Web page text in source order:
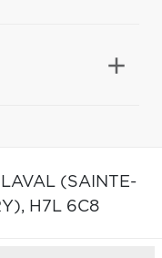
LAVAL (SAINTE-
H7L 6C8